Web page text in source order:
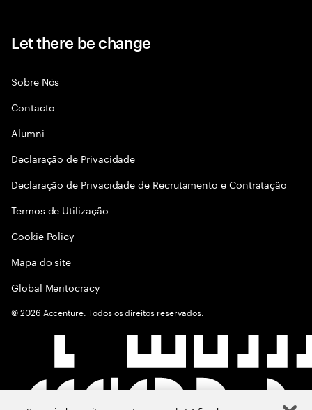
Let there be change
Sobre Nós
Contacto
Alumni
Declaraçāo de Privacidade
Declaração de Privacidade de Recrutamento e Contratação
Termos de Utilização
Cookie Policy
Mapa do site
Global Meritocracy
©2026 Accenture. Todos os direitos reservados.